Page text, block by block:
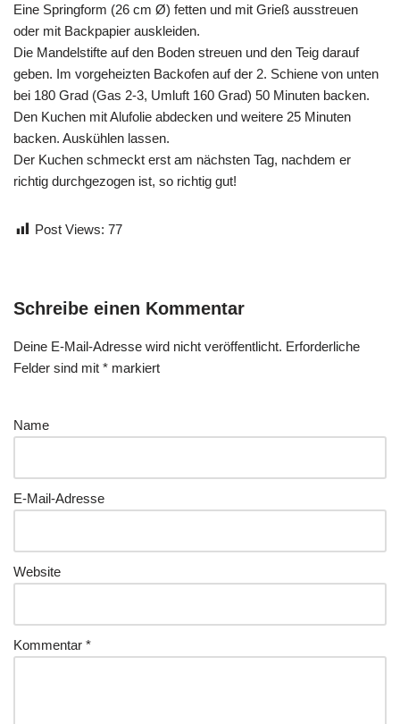
Eine Springform (26 cm Ø) fetten und mit Grieß ausstreuen
oder mit Backpapier auskleiden.
Die Mandelstifte auf den Boden streuen und den Teig darauf
geben. Im vorgeheizten Backofen auf der 2. Schiene von unten
bei 180 Grad (Gas 2-3, Umluft 160 Grad) 50 Minuten backen.
Den Kuchen mit Alufolie abdecken und weitere 25 Minuten
backen. Auskühlen lassen.
Der Kuchen schmeckt erst am nächsten Tag, nachdem er
richtig durchgezogen ist, so richtig gut!
Post Views: 77
Schreibe einen Kommentar
Deine E-Mail-Adresse wird nicht veröffentlicht. Erforderliche
Felder sind mit * markiert
Name
E-Mail-Adresse
Website
Kommentar *